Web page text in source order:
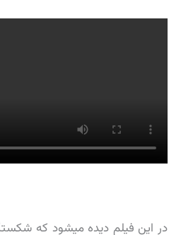
در این فیلم دیده میشود كه